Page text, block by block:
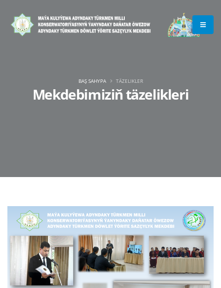
Mekdebimiziň täzelikleri
BAŞ SAHYPA TÄZELIKLER